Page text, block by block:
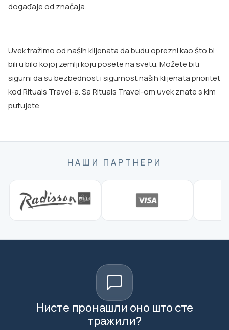
događaje od značaja.
Uvek tražimo od naših klijenata da budu oprezni kao što bi
bili u bilo kojoj zemlji koju posete na svetu. Možete biti
sigurni da su bezbednost i sigurnost naših klijenata prioritet
kod Rituals Travel-a. Sa Rituals Travel-om uvek znate s kim
putujete.
НАШИ ПАРТНЕРИ
Нисте пронашли оно што сте
тражили?